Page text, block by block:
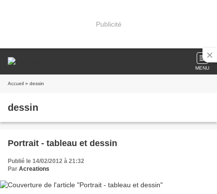
Publicité
MENU
Accueil » dessin
dessin
Portrait - tableau et dessin
Publié le 14/02/2012 à 21:32
Par Acreations